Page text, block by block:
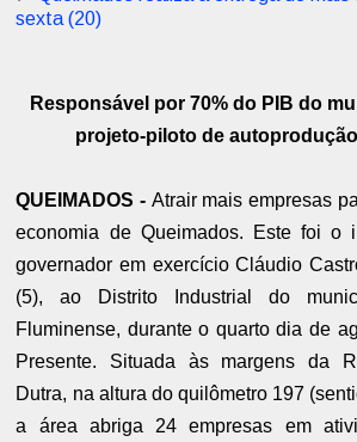
sexta (20)
Responsável por 70% do PIB do
projeto-piloto de
QUEIMADOS - Atrair mais empresas
economia de Queimados. Este foi o
governador em exercício Cláudio
(5), ao Distrito Industrial do
Fluminense, durante o quarto dia de
Presente. Situada às margens da
Dutra, na altura do quilômetro 197
a área abriga 24 empresas em